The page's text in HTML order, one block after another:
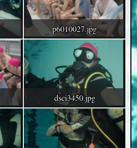
p6010027.jpg
dsci3450.jpg